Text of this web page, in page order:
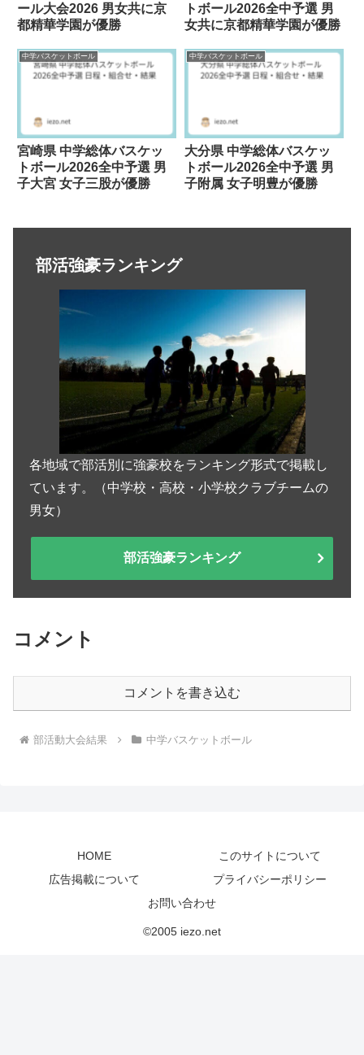
ール大会2026 男女共に京
都精華学園が優勝
トボール2026全中予選 男
女共に京都精華学園が優勝
中学バスケットボール
宮崎県 中学総体バスケッ
トボール2026全中予選 男
子大宮 女子三股が優勝
中学バスケットボール
大分県 中学総体バスケッ
トボール2026全中予選 男
子附属 女子明豊が優勝
部活強豪ランキング
各地域で部活別に強豪校をランキング形式で掲載し
ています。（中学校・高校・小学校クラブチームの
男女）
部活強豪ランキング
コメント
コメントを書き込む
部活動大会結果 中学バスケットボール
HOME
このサイトについて
広告掲載について
プライバシーポリシー
お問い合わせ
©2005 iezo.net